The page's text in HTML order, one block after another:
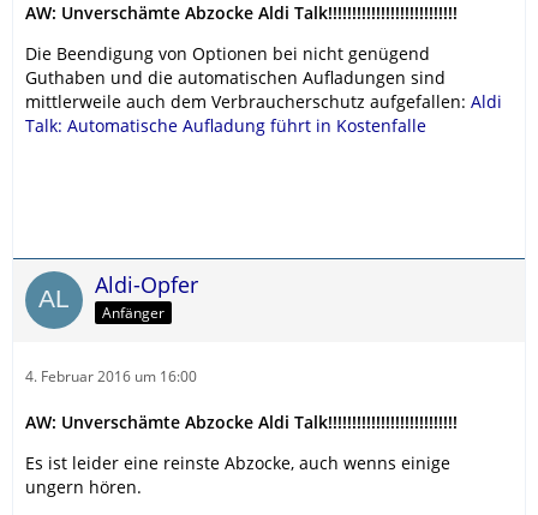
AW: Unverschämte Abzocke Aldi Talk!!!!!!!!!!!!!!!!!!!!!!!!!!!
Die Beendigung von Optionen bei nicht genügend
Guthaben und die automatischen Aufladungen sind
mittlerweile auch dem Verbraucherschutz aufgefallen: Aldi
Talk: Automatische Aufladung führt in Kostenfalle
Aldi-Opfer
Anfänger
4. Februar 2016 um 16:00
AW: Unverschämte Abzocke Aldi Talk!!!!!!!!!!!!!!!!!!!!!!!!!!!
Es ist leider eine reinste Abzocke, auch wenns einige
ungern hören.